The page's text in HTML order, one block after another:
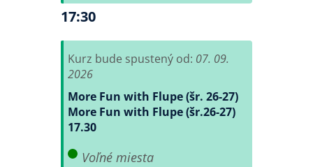
17:30
Kurz bude spustený od: 07. 09.
2026
More Fun with Flupe (šr. 26-27)
More Fun with Flupe (šr.26-27)
17.30
Voľné miesta